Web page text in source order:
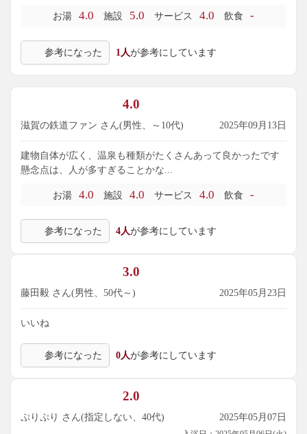
お湯 4.0 施設 5.0 サービス 4.0 飲食 -
参考になった 1人が参考にしています
4.0
滋賀の鉄道ファン さん(男性、～10代) 2025年09月13日
建物自体が広く、温泉も種類がたくさんあって良かったです
懸念点は、人が多すぎることかな...
お湯 4.0 施設 4.0 サービス 4.0 飲食 -
参考になった 4人が参考にしています
3.0
藤田毅 さん(男性、50代～) 2025年05月23日
いいね
参考になった 0人が参考にしています
2.0
ぷりぷり さん(指定しない、40代) 2025年05月07日